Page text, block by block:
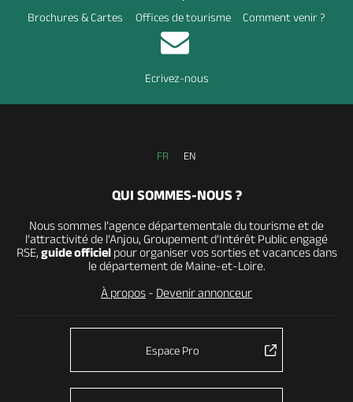
Brochures & Cartes Offices de tourisme Comment venir ?
Ecrivez-nous
FR EN
QUI SOMMES-NOUS ?
Nous sommes l’agence départementale du tourisme et de
l’attractivité de l’Anjou, Groupement d’Intérêt Public engagé
RSE, guide officielpour organiser vos sorties et vacances dans
le département de Maine-et-Loire.
À propos - Devenir annonceur
Espace Pro